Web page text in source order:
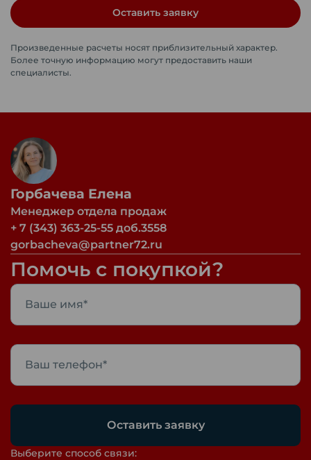
Оставить заявку
Произведенные расчеты носят приблизительный характер.
Более точную информацию могут предоставить наши
специалисты.
Горбачева Елена
Менеджер отдела продаж
+ 7 (343) 363-25-55 доб.3558
gorbacheva@partner72.ru
Помочь с покупкой?
Оставить заявку
Выберите способ связи: